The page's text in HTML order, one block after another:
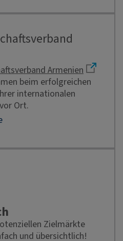
Armenien
beim erfolgreichen
internationalen
Ort.
Zielmärkte
und übersichtlich!